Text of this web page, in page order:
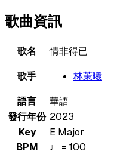
歌曲資訊
歌名
情非得已
歌手
林茉曦
語言
華語
發行年份 2023
Key
E Major
BPM
♩ = 100